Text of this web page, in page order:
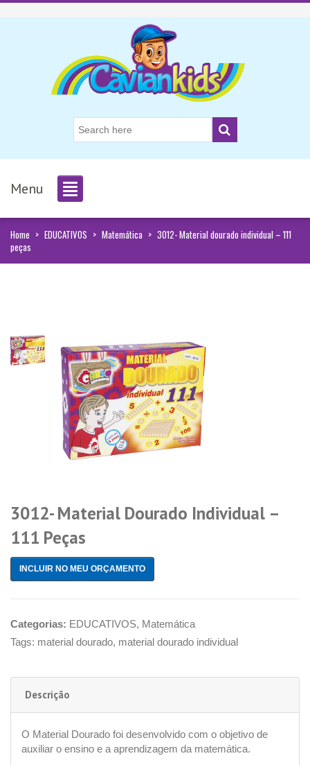
Menu
Home > EDUCATIVOS > Matemática > 3012- Material dourado individual – 111
peças
3012- Material Dourado Individual –
111 Peças
INCLUIR NO MEU ORÇAMENTO
Categorias: EDUCATIVOS, Matemática
Tags: material dourado, material dourado individual
Descrição
O Material Dourado foi desenvolvido com o objetivo de
auxiliar o ensino e a aprendizagem da matemática.